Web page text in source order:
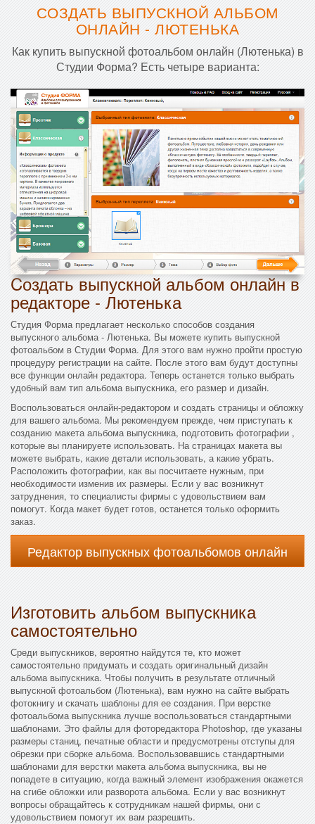
СОЗДАТЬ ВЫПУСКНОЙ АЛЬБОМ
ОНЛАЙН - ЛЮТЕНЬКА
Как купить выпускной фотоальбом онлайн (Лютенька) в
Студии Форма? Есть четыре варианта:
Cоздать выпускной альбом онлайн в
редакторе - Лютенька
Студия Форма предлагает несколько способов создания
выпускного альбома - Лютенька. Вы можете купить выпускной
фотоальбом в Студии Форма. Для этого вам нужно пройти простую
процедуру регистрации на сайте. После этого вам будут доступны
все функции онлайн редактора. Теперь останется только выбрать
удобный вам тип альбома выпускника, его размер и дизайн.
Воспользоваться онлайн-редактором и создать страницы и обложку
для вашего альбома. Мы рекомендуем прежде, чем приступать к
созданию макета альбома выпускника, подготовить фотографии ,
которые вы планируете использовать. На страницах макета вы
можете выбрать, какие детали использовать, а какие убрать.
Расположить фотографии, как вы посчитаете нужным, при
необходимости изменив их размеры. Если у вас возникнут
затруднения, то специалисты фирмы с удовольствием вам
помогут. Когда макет будет готов, останется только оформить
заказ.
Редактор выпускных фотоальбомов онлайн
Изготовить альбом выпускника
самостоятельно
Среди выпускников, вероятно найдутся те, кто может
самостоятельно придумать и создать оригинальный дизайн
альбома выпускника. Чтобы получить в результате отличный
выпускной фотоальбом (Лютенька), вам нужно на сайте выбрать
фотокнигу и скачать шаблоны для ее создания. При верстке
фотоальбома выпускника лучше воспользоваться стандартными
шаблонами. Это файлы для фоторедактора Photoshop, где указаны
размеры станиц, печатные области и предусмотрены отступы для
обрезки при сборке альбома. Воспользовавшись стандартными
шаблонами для верстки макета альбома выпускника, вы не
попадете в ситуацию, когда важный элемент изображения окажется
на сгибе обложки или разворота альбома. Если у вас возникнут
вопросы обращайтесь к сотрудникам нашей фирмы, они с
удовольствием помогут их вам разрешить.